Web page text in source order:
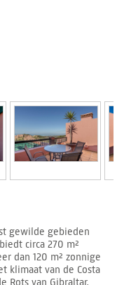
gewilde gebieden
circa 270 m²
dan 120 m² zonnige
klimaat van de Costa
Rots van Gibraltar.